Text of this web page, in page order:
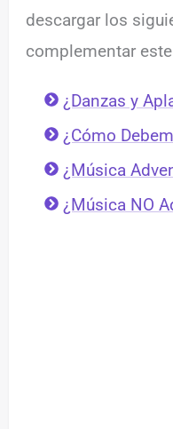
descargar los
complementar
¿Danzas y
¿Cómo
¿Música
¿Música NO